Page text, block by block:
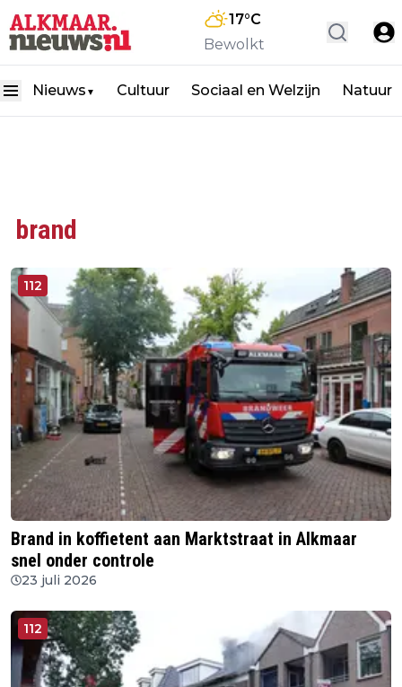
17°C
Bewolkt
Nieuws ▼ Cultuur Sociaal en Welzijn Natuur
brand
112
Brand in koffietent aan Marktstraat in Alkmaar
snel onder controle
23 juli 2026
112